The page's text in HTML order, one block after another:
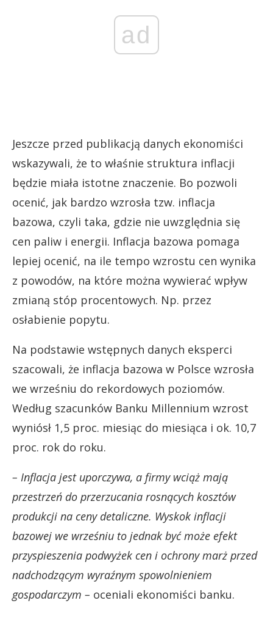
ad
Jeszcze przed publikacją danych ekonomiści
wskazywali, że to właśnie struktura inflacji
będzie miała istotne znaczenie. Bo pozwoli
ocenić, jak bardzo wzrosła tzw. inflacja
bazowa, czyli taka, gdzie nie uwzględnia się
cen paliw i energii. Inflacja bazowa pomaga
lepiej ocenić, na ile tempo wzrostu cen wynika
z powodów, na które można wywierać wpływ
zmianą stóp procentowych. Np. przez
osłabienie popytu.
Na podstawie wstępnych danych eksperci
szacowali, że inflacja bazowa w Polsce wzrosła
we wrześniu do rekordowych poziomów.
Według szacunków Banku Millennium wzrost
wyniósł 1,5 proc. miesiąc do miesiąca i ok. 10,7
proc. rok do roku.
– Inflacja jest uporczywa, a firmy wciąż mają
przestrzeń do przerzucania rosnących kosztów
produkcji na ceny detaliczne. Wyskok inflacji
bazowej we wrześniu to jednak być może efekt
przyspieszenia podwyżek cen i ochrony marż przed
nadchodzącym wyraźnym spowolnieniem
gospodarczym – oceniali ekonomiści banku.